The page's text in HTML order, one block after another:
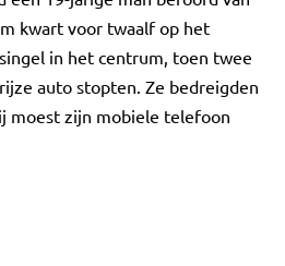
kwart voor twaalf op het
in het centrum, toen twee
auto stopten. Ze bedreigden
moest zijn mobiele telefoon